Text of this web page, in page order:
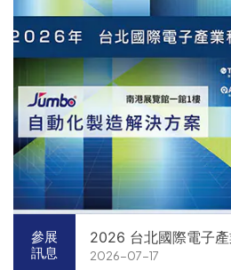
參展
訊息
2026 台北國際電子
2026-07-17